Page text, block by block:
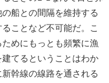
船との間隔を維持する
ことなど不可能だ。こ
めにもっとも頻繁に漁
てるということはわか
幹線の線路を通される